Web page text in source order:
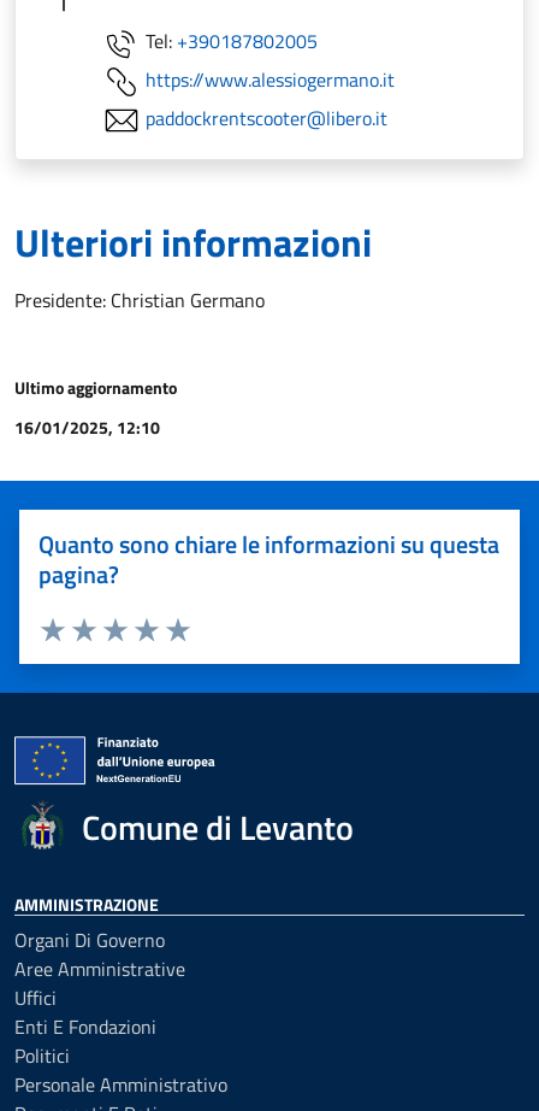
Tel: +390187802005
https://www.alessiogermano.it
paddockrentscooter@libero.it
Ulteriori informazioni
Presidente: Christian Germano
Ultimo aggiornamento
16/01/2025, 12:10
Quanto sono chiare le informazioni su questa
pagina?
Valuta 5 stelle su 5
Valuta 4 stelle su 5
Valuta 3 stelle su 5
Valuta 2 stelle su 5
Valuta 1 stelle su 5
Comune di Levanto
AMMINISTRAZIONE
Organi Di Governo
Aree Amministrative
Uffici
Enti E Fondazioni
Politici
Personale Amministrativo